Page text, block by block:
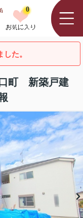
0
た。
町 新築戸建